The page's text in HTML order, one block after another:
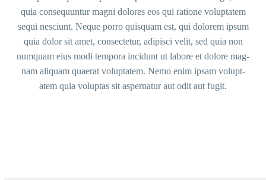
quia con­se­quun­tur magni dolo­res eos qui ratio­ne volupt­atem
sequi nesciunt. Neque por­ro quis­quam est, qui dolo­rem ipsum
quia dolor sit amet, con­sec­te­tur, adi­pi­sci velit, sed quia non
num­quam eius modi tem­po­ra incidunt ut labo­re et dolo­re mag­
nam ali­quam quaer­at volupt­atem. Nemo enim ipsam volupt­
atem quia volupt­as sit asper­na­tur aut odit aut fugit.